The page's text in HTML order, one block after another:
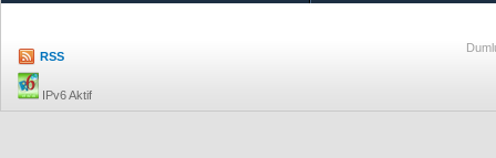
RSS
IPv6 Aktif